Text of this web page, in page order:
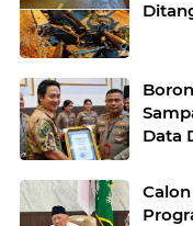
Data